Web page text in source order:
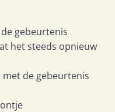
gebeurtenis
het steeds opnieuw
de gebeurtenis